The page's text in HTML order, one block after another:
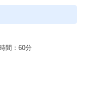
間：60分